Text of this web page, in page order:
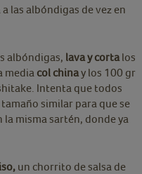
las albóndigas de vez en
albóndigas, lava y corta los
media col chinay los 100 gr
Intenta que todos
similar para que se
la misma sartén, donde ya
un chorrito de salsa de